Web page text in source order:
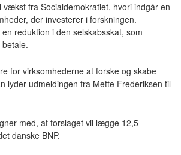
vækst fra Socialdemokratiet, hvori indgår en
der investerer i forskningen.
reduktion i den selskabsskat, som
for virksomhederne at forske og skabe
lyder udmeldingen fra Mette Frederiksen til
med, at forslaget vil lægge 12,5
danske BNP.